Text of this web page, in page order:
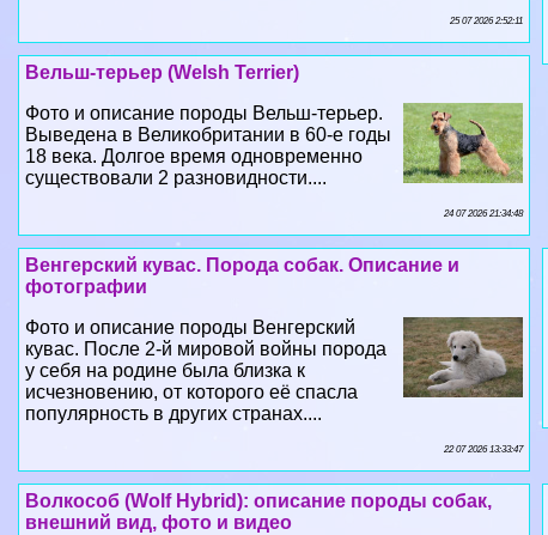
25 07 2026 2:52:11
Вельш-терьер (Welsh Terrier)
Фото и описание породы Вельш-терьер.
Выведена в Великобритании в 60-е годы
18 века. Долгое время одновременно
существовали 2 разновидности....
24 07 2026 21:34:48
Венгерский кувас. Порода собак. Описание и
фотографии
Фото и описание породы Венгерский
кувас. После 2-й мировой войны порода
у себя на родине была близка к
исчезновению, от которого её спасла
популярность в других странах....
22 07 2026 13:33:47
Волкособ (Wolf Hybrid): описание породы собак,
внешний вид, фото и видео